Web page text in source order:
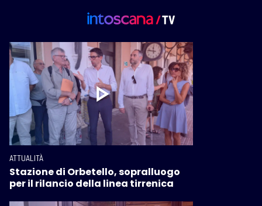
ATTUALITÀ
Stazione di Orbetello, sopralluogo
per il rilancio della linea tirrenica